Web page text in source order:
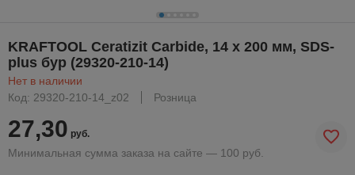
KRAFTOOL Ceratizit Carbide, 14 х 200 мм, SDS-
plus бур (29320-210-14)
Нет в наличии
Код: 29320-210-14_z02
Розница
27,30 руб.
Минимальная сумма заказа на сайте — 100 руб.